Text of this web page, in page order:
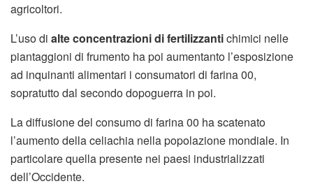
agricoltori.
L’uso di alte concentrazioni di fertilizzantichimici nelle
piantaggioni di frumento ha poi aumentanto l’esposizione
ad inquinanti alimentari i consumatori di farina 00,
sopratutto dal secondo dopoguerra in poi.
La diffusione del consumo di farina 00 ha scatenato
l’aumento della celiachia nella popolazione mondiale. In
particolare quella presente nei paesi industrializzati
dell’Occidente.